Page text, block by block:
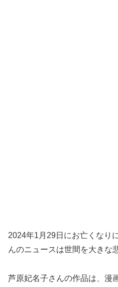
2024年1月29日にお亡くなり
んのニュースは世間を大きな
芦原妃名子さんの作品は、漫